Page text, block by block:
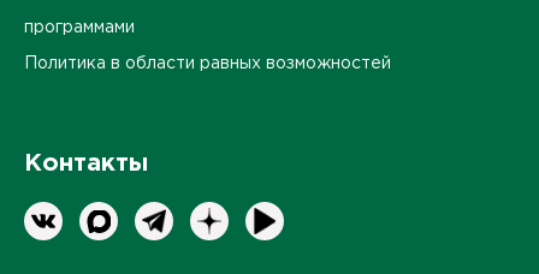
программами
Политика в области равных возможностей
Контакты